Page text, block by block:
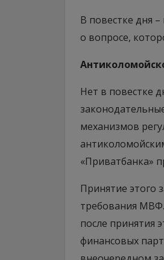
В повестке дня
о вопросе,
Нет в повестке
механизмов
«Приватбанка»
Принятие этого
требования
после принятия
финансовых